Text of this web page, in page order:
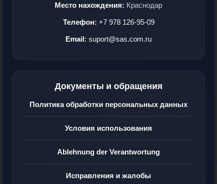
Место нахождения: Краснодар
Телефон: +7 978 126-95-09
Email: suport@sas.com.ru
Документы и обращения
Политика обработки персональных данных
Условия использования
Ablehnung der Verantwortung
Исправления и жалобы